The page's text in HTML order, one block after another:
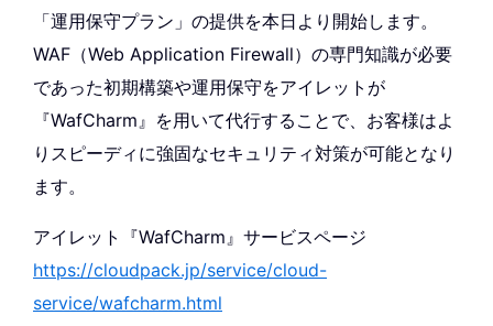
「運用保守プラン」の提供を本日より開始します。
WAF（Web Application Firewall）の専門知識が必要
であった初期構築や運用保守をアイレットが
『WafCharm』を用いて代行することで、お客様はよ
りスピーディに強固なセキュリティ対策が可能となり
ます。
アイレット『WafCharm』サービスページ
https://cloudpack.jp/service/cloud-
service/wafcharm.html